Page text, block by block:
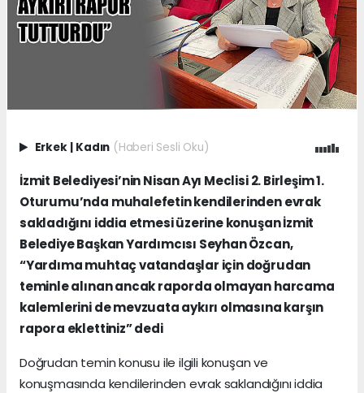
Erkek | Kadın (Haberi Sesli Oku)
İzmit Belediyesi’nin Nisan Ayı Meclisi 2. Birleşim 1.
Oturumu’nda muhalefetin kendilerinden evrak
sakladığını iddia etmesi üzerine konuşan İzmit
Belediye Başkan Yardımcısı Seyhan Özcan,
“Yardıma muhtaç vatandaşlar için doğrudan
teminle alınan ancak raporda olmayan harcama
kalemlerini de mevzuata aykırı olmasına karşın
rapora eklettiniz” dedi
Doğrudan temin konusu ile ilgili konuşan ve
konuşmasında kendilerinden evrak saklandığını iddia